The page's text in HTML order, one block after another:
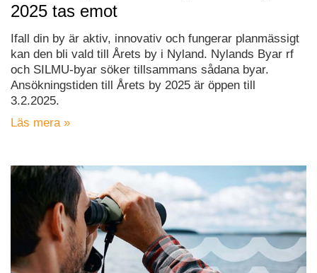
2025 tas emot
Ifall din by är aktiv, innovativ och fungerar planmässigt
kan den bli vald till Årets by i Nyland. Nylands Byar rf
och SILMU-byar söker tillsammans sådana byar.
Ansökningstiden till Årets by 2025 är öppen till
3.2.2025.
Läs mera »